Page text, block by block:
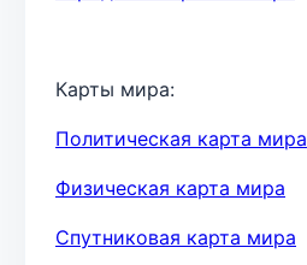
Карты мира:
Политическая карта мира
Физическая карта мира
Спутниковая карта мира